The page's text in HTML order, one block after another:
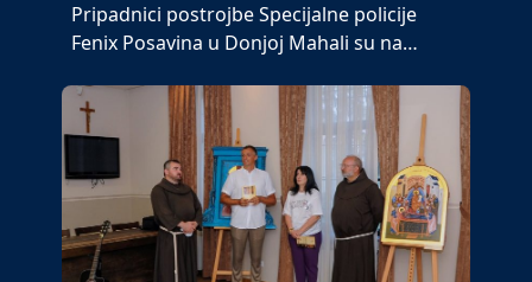
Pripadnici postrojbe Specijalne policije
Fenix Posavina u Donjoj Mahali su na…